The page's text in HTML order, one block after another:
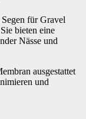
für Gravel
bieten eine
Nässe und
ausgestattet
und